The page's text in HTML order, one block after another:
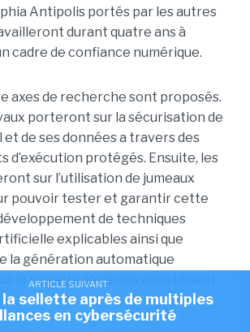
Antipolis portés par les autres
durant quatre ans à
cadre de confiance numérique.
axes de recherche sont proposés.
porteront sur la sécurisation de
et de ses données a travers des
d’exécution protégés. Ensuite, les
sur l’utilisation de jumeaux
pouvoir tester et garantir cette
de techniques
explicables ainsi que
la génération automatique
la prise de décisions constituent
ARTICLE SUIVANT
la sellette après de multiples
en cybersécurité